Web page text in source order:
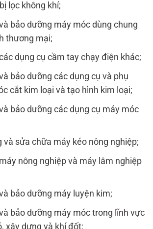
lọc không khí;
bảo dưỡng máy móc dùng chung
thương mại;
dụng cụ cầm tay chạy điện khác;
bảo dưỡng các dụng cụ và phụ
cắt kim loại và tạo hình kim loại;
bảo dưỡng các dụng cụ máy móc
và sửa chữa máy kéo nông nghiệp;
nông nghiệp và máy lâm nghiệp
bảo dưỡng máy luyện kim;
bảo dưỡng máy móc trong lĩnh vực
xây dựng và khí đốt;